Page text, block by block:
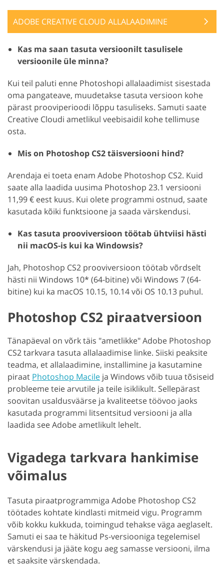
ADOBE CREATIVE CLOUD ALLALAADIMINE
Kas ma saan tasuta versioonilt tasulisele
versioonile üle minna?
Kui teil paluti enne Photoshopi allalaadimist sisestada
oma pangateave, muudetakse tasuta versioon kohe
pärast prooviperioodi lõppu tasuliseks. Samuti saate
Creative Cloudi ametlikul veebisaidil kohe tellimuse
osta.
Mis on Photoshop CS2 täisversiooni hind?
Arendaja ei toeta enam Adobe Photoshop CS2. Kuid
saate alla laadida uusima Photoshop 23.1 versiooni
11,99€ eest kuus. Kui olete programmi ostnud, saate
kasutada kõiki funktsioone ja saada värskendusi.
Kas tasuta prooviversioon töötab ühtviisi hästi
nii macOS-is kui ka Windowsis?
Jah, Photoshop CS2 prooviversioon töötab võrdselt
hästi nii Windows 10* (64-bitine) või Windows 7 (64-
bitine) kui ka macOS 10.15, 10.14 või OS 10.13 puhul.
Photoshop CS2 piraatversioon
Tänapäeval on võrk täis "ametlikke" Adobe Photoshop
CS2 tarkvara tasuta allalaadimise linke. Siiski peaksite
teadma, et allalaadimine, installimine ja kasutamine
piraat Photoshop Macile ja Windows võib tuua tõsiseid
probleeme teie arvutile ja teile isiklikult. Sellepärast
soovitan usaldusväärse ja kvaliteetse töövoo jaoks
kasutada programmi litsentsitud versiooni ja alla
laadida see Adobe ametlikult lehelt.
Vigadega tarkvara hankimise
võimalus
Tasuta piraatprogrammiga Adobe Photoshop CS2
töötades kohtate kindlasti mitmeid vigu. Programm
võib kokku kukkuda, toimingud tehakse väga aeglaselt.
Samuti ei saa te häkitud Ps-versiooniga tegelemisel
värskendusi ja jääte kogu aeg samasse versiooni, ilma
et saaksite värskendada.